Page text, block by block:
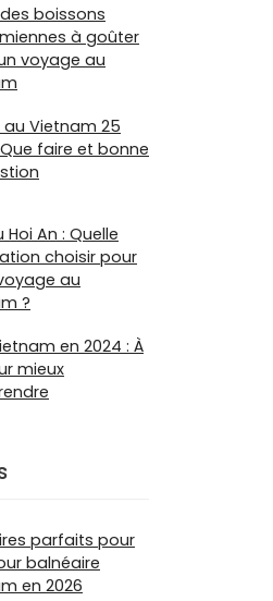
boissons
à goûter
voyage au
au Vietnam 25
faire et bonne
Hoi An : Quelle
choisir pour
au
?
en 2024 : À
mieux
parfaits pour
balnéaire
en 2026